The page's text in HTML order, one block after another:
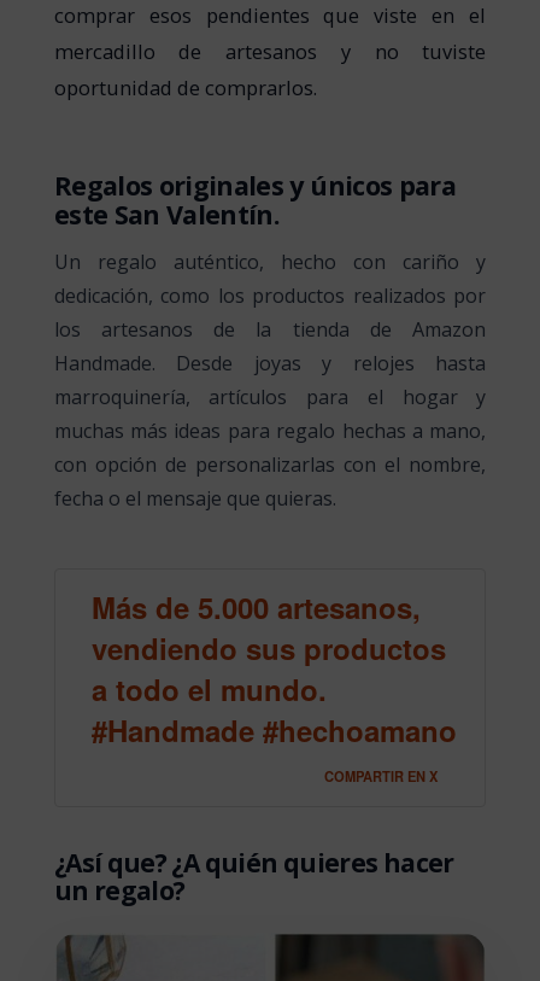
comprar esos pendientes que viste en el
mercadillo de artesanos y no tuviste
oportunidad de comprarlos.
Regalos originales y únicos para
este San Valentín.
Un regalo auténtico, hecho con cariño y
dedicación, como los productos realizados por
los artesanos de la tienda de Amazon
Handmade. Desde joyas y relojes hasta
marroquinería, artículos para el hogar y
muchas más ideas para regalo hechas a mano,
con opción de personalizarlas con el nombre,
fecha o el mensaje que quieras.
Más de 5.000 artesanos,
vendiendo sus productos
a todo el mundo.
#Handmade #hechoamano
COMPARTIR EN X
¿Así que? ¿A quién quieres hacer
un regalo?